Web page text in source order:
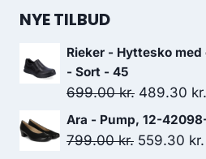
NYE TILBUD
Rieker - Hyttesko
- Sort - 45
699.00kr. Den
oprindelige
pris
489.30 kr.
Ara - Pump, 12-
799.00kr. Den
559.30 kr.